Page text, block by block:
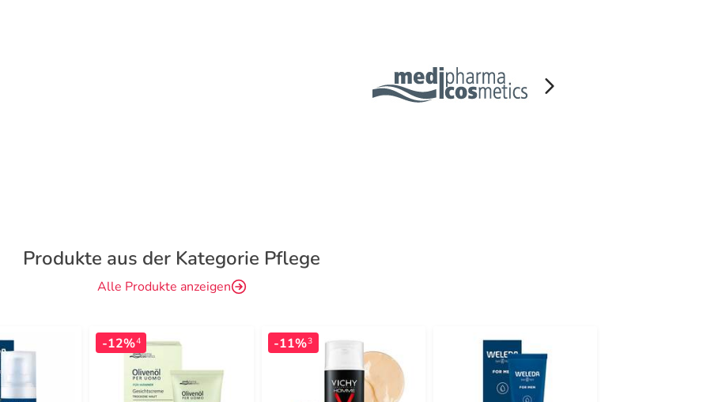
Produkte aus der Kategorie Pflege
Alle Produkte anzeigen
-12%4 -11%3